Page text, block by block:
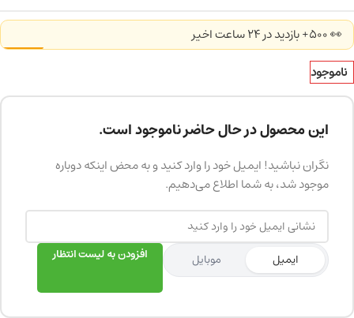
👀 500+ بازدید در ۲۴ ساعت اخیر
ناموجود
این محصول در حال حاضر ناموجود است.
نگران نباشید! ایمیل خود را وارد کنید و به محض اینکه دوباره
موجود شد، به شما اطلاع می‌دهیم.
ایمیل موبایل افزودن به لیست انتظار